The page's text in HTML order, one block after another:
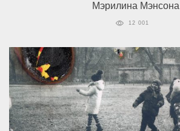
Мэрилина Мэнсона
12 001